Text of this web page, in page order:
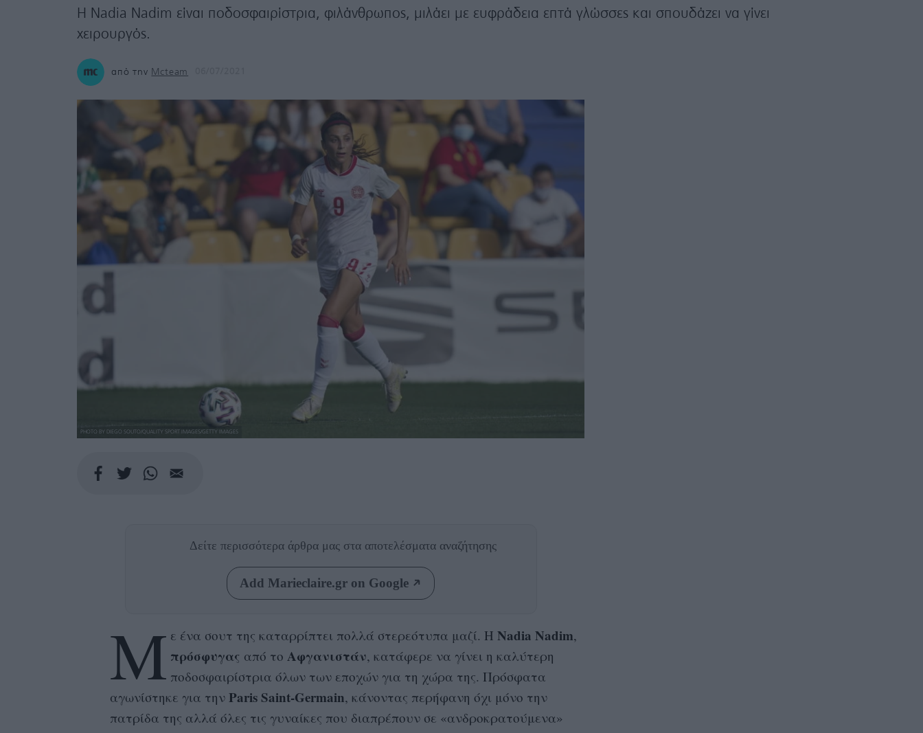
Η Nadia Nadim είναι ποδοσφαιρίστρια, φιλάνθρωπος, μιλάει με ευφράδεια επτά γλώσσες και σπουδάζει να γίνει
χειρουργός.
από την Mcteam
PHOTO BY DIEGO SOUTO/QUALITY SPORT IMAGES/GETTY IMAGES
Δείτε περισσότερα άρθρα μας στα αποτελέσματα αναζήτησης
Add Marieclaire.gr on Google
Μ ε ένα σουτ της καταρρίπτει πολλά στερεότυπα μαζί. ΗNadia Nadim,
πρόσφυγας από το Αφγανιστάν, κατάφερε να γίνει η καλύτερη
ποδοσφαιρίστρια όλων των εποχών για τη χώρα της. Πρόσφατα
αγωνίστηκε για την Paris Saint-Germain, κάνοντας περήφανη όχι μόνο την
πατρίδα της αλλά όλες τις γυναίκες που διαπρέπουν σε «ανδροκρατούμενα»